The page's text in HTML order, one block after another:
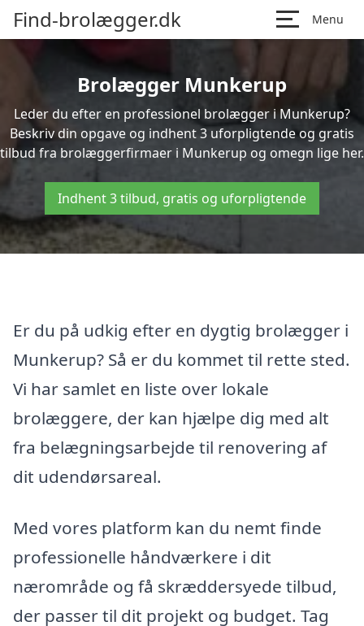
Find-brolægger.dk Menu
Brolægger Munkerup
Leder du efter en professionel brolægger i Munkerup?
Beskriv din opgave og indhent 3 uforpligtende og gratis
tilbud fra brolæggerfirmaer i Munkerup og omegn lige her.
Indhent 3 tilbud, gratis og uforpligtende
Er du på udkig efter en dygtig brolægger i
Munkerup? Så er du kommet til rette sted.
Vi har samlet en liste over lokale
brolæggere, der kan hjælpe dig med alt
fra belægningsarbejde til renovering af
dit udendørsareal.
Med vores platform kan du nemt finde
professionelle håndværkere i dit
nærområde og få skræddersyede tilbud,
der passer til dit projekt og budget. Tag